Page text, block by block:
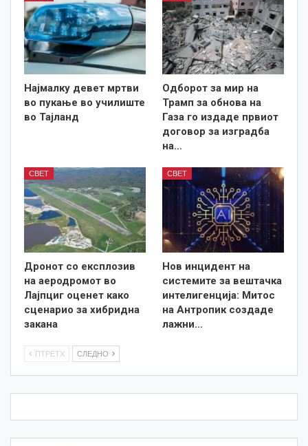
Најмалку девет мртви
во пукање во училиште
во Тајланд
Одборот за мир на
Трамп за обнова на
Газа го издаде првиот
договор за изградба
на…
СВЕТ
Дронот со експлозив
на аеродромот во
Лајпциг оценет како
сценарио за хибридна
закана
СВЕТ
Нов инцидент на
системите за вештачка
интелигенција: Митос
на Антропик создаде
лажни…
ПТРЕТХ СЛЕДНО